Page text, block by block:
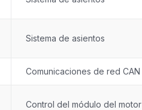
Sistema de asientos
Comunicaciones de red CAN
Control del módulo del motor